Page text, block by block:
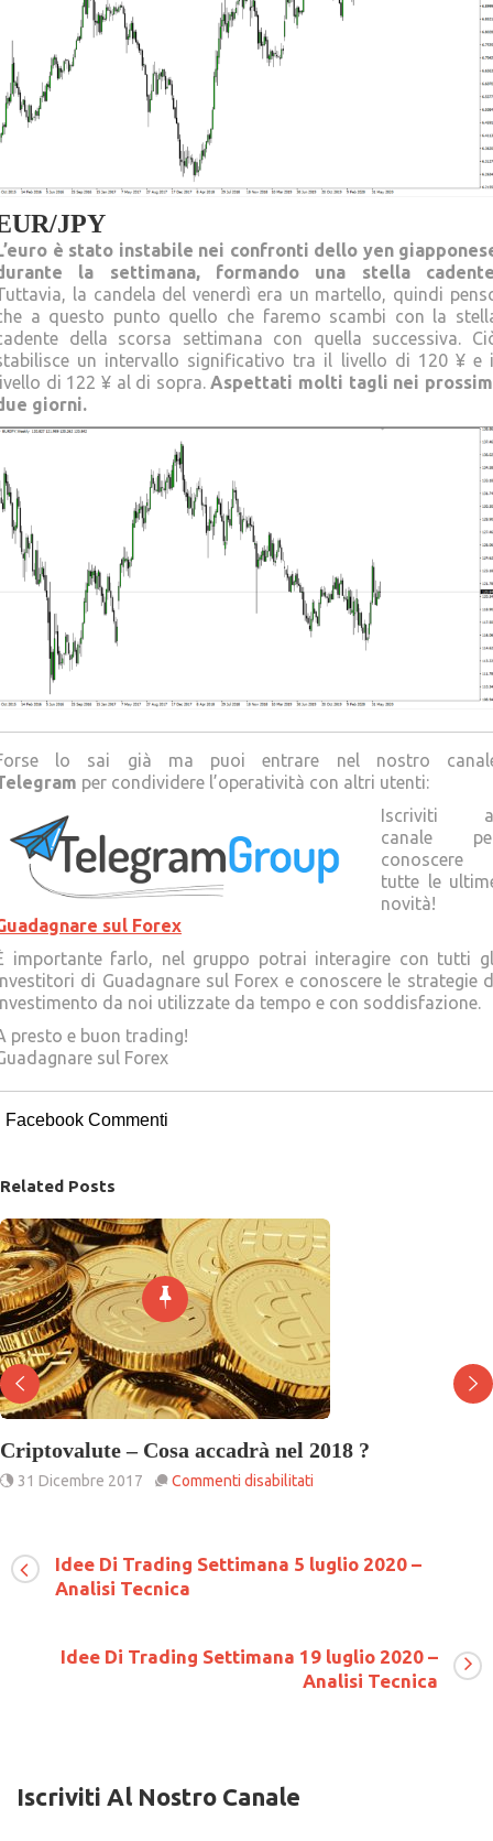
JPY
è stato instabile nei confronti dello yen
la settimana, formando una stella
la candela del venerdì era un martello, quindi
a questo punto quello che faremo scambi con la
della scorsa settimana con quella successiva.
un intervallo significativo tra il livello di 120 ¥ e
di 122 ¥ al di sopra.Aspettati molti tagli nei
giorni.
lo sai già ma puoi entrare nel nostro
per condividere l’operatività con altri utenti:
Iscriviti
canale
conoscere
tutte le
novità!
sul Forex
importante farlo, nel gruppo potrai interagire con tutti
di Guadagnare sul Forex e conoscere le strategie
da noi utilizzate da tempo e con soddisfazione.
presto e buon trading!
sul Forex
Facebook Commenti
Related Posts
Criptovalute – Cosa accadrà nel 2018 ?
31 Dicembre 2017 Commenti disabilitati
accadrà
nel
Idee Di Trading Settimana 5 luglio 2020 –
Analisi Tecnica
Idee Di Trading Settimana 19 luglio 2020 –
Analisi Tecnica
Iscriviti Al Nostro Canale